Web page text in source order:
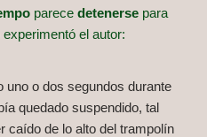
parecedetenerse para
el autor:
uno o dos segundos durante
quedado suspendido, tal
caído de lo alto del trampolín